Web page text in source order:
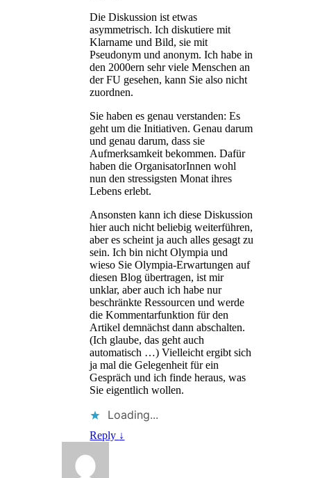
Die Diskussion ist etwas
asymmetrisch. Ich diskutiere mit
Klarname und Bild, sie mit
Pseudonym und anonym. Ich habe in
den 2000ern sehr viele Menschen an
der FU gesehen, kann Sie also nicht
zuordnen.
Sie haben es genau verstanden: Es
geht um die Initiativen. Genau darum
und genau darum, dass sie
Aufmerksamkeit bekommen. Dafür
haben die OrganisatorInnen wohl
nun den stressigsten Monat ihres
Lebens erlebt.
Ansonsten kann ich diese Diskussion
hier auch nicht beliebig weiterführen,
aber es scheint ja auch alles gesagt zu
sein. Ich bin nicht Olympia und
wieso Sie Olympia-Erwartungen auf
diesen Blog übertragen, ist mir
unklar, aber auch ich habe nur
beschränkte Ressourcen und werde
die Kommentarfunktion für den
Artikel demnächst dann abschalten.
(Ich glaube, das geht auch
automatisch …) Vielleicht ergibt sich
ja mal die Gelegenheit für ein
Gespräch und ich finde heraus, was
Sie eigentlich wollen.
Loading...
Reply ↓